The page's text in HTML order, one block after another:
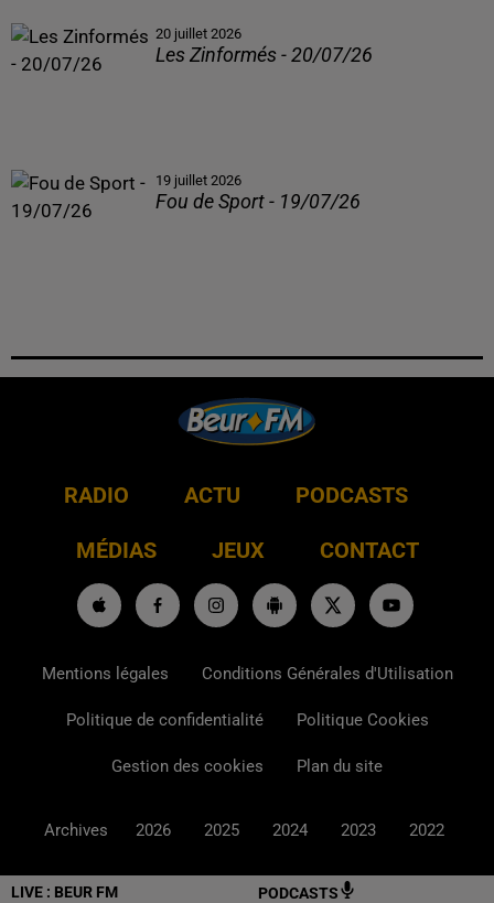
LIVE : BEUR FM PODCASTS
20 juillet 2026
Les Zinformés - 20/07/26
19 juillet 2026
Fou de Sport - 19/07/26
RADIO ACTU PODCASTS
MÉDIAS JEUX CONTACT
Mentions légales Conditions Générales d'Utilisation
Politique de confidentialité Politique Cookies
Gestion des cookies Plan du site
Archives 2026 2025 2024 2023 2022